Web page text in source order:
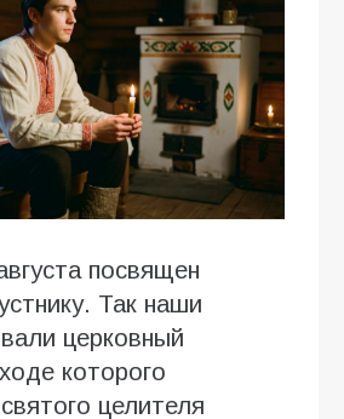
посвящен
Так наши
церковный
которого
целителя